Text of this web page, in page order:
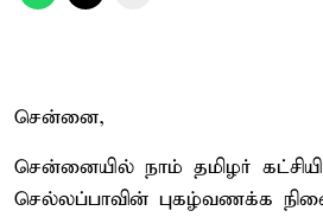
சென்னை,
சென்னையில் நாம் தமிழர்
செல்லப்பாவின் புகழ்வணக்க